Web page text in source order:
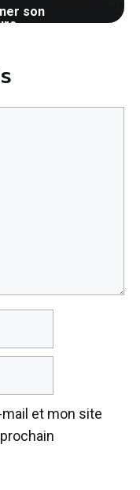
son
et mon site